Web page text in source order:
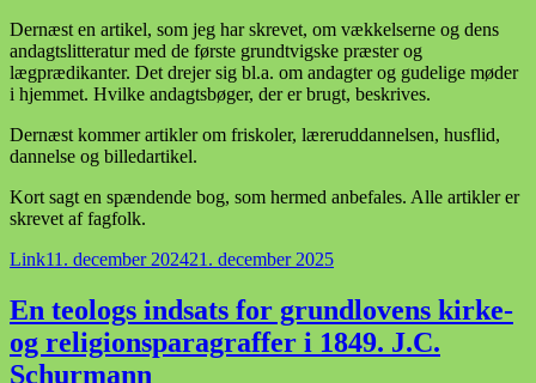
Dernæst en artikel, som jeg har skrevet, om vækkelserne og dens
andagtslitteratur med de første grundtvigske præster og
lægprædikanter. Det drejer sig bl.a. om andagter og gudelige møder
i hjemmet. Hvilke andagtsbøger, der er brugt, beskrives.
Dernæst kommer artikler om friskoler, læreruddannelsen, husflid,
dannelse og billedartikel.
Kort sagt en spændende bog, som hermed anbefales. Alle artikler er
skrevet af fagfolk.
Format
LinkUdgivet
11. december 202421. december 2025
En teologs indsats for grundlovens kirke-
og religionsparagraffer i 1849. J.C.
Schurmann